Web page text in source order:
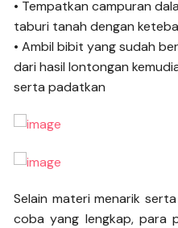
• Tempatkan campuran
taburi tanah dengan
• Ambil bibit yang sudah
dari hasil lontongan
serta padatkan
Selain materi menarik
coba yang lengkap, para